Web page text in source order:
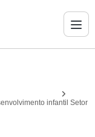
infantil Setor